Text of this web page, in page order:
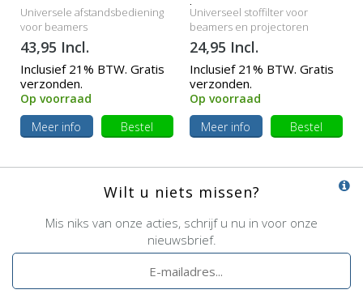
Universele afstandsbediening
voor beamers
43,95 Incl.
Inclusief 21% BTW. Gratis
verzonden.
Op voorraad
Meer info
Bestel
beamers
Universeel stoffilter voor
beamers en projectoren
24,95 Incl.
Inclusief 21% BTW. Gratis
verzonden.
Op voorraad
Meer info
Bestel
Wilt u niets missen?
Mis niks van onze acties, schrijf u nu in voor onze
nieuwsbrief.